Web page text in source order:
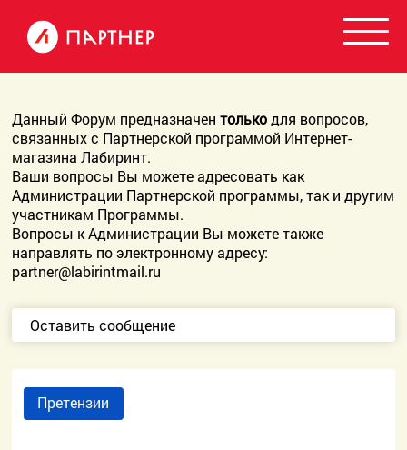
Данный Форум предназначентолькодля вопросов,
связанных с Партнерской программой Интернет-
магазина Лабиринт.
Ваши вопросы Вы можете адресовать как
Администрации Партнерской программы, так и другим
участникам Программы.
Вопросы к Администрации Вы можете также
направлять по электронному адресу:
partner@labirintmail.ru
Оставить сообщение
Претензии